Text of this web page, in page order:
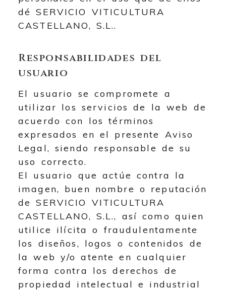
déSERVICIO VITICULTURA
CASTELLANO, S.L..
Responsabilidades del
usuario
El usuario se compromete a
utilizar los servicios de la web de
acuerdo con los términos
expresados en el presente Aviso
Legal, siendo responsable de su
uso correcto.
El usuario que actúe contra la
imagen, buen nombre o reputación
deSERVICIO VITICULTURA
CASTELLANO, S.L., así como quien
utilice ilícita o fraudulentamente
los diseños, logos o contenidos de
la web y/o atente en cualquier
forma contra los derechos de
propiedad intelectual e industrial